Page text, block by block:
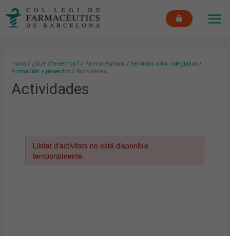
Inicio ¿Qué ofrecemos? Farmacéuticos
Servicios a los colegiados
Formación y proyectos
Actividades
Actividades